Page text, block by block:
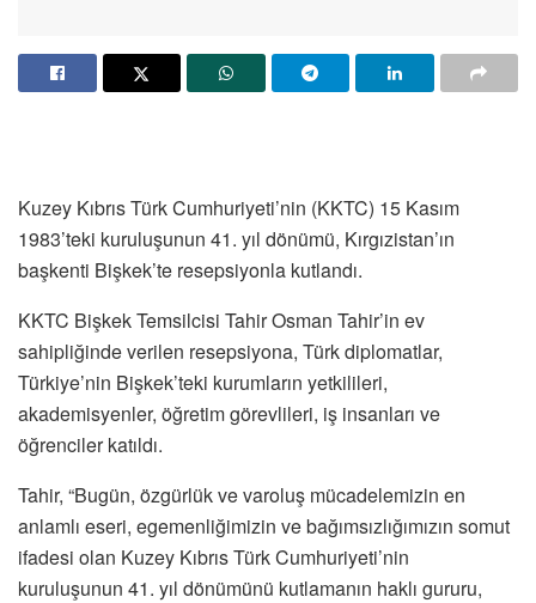
Kuzey Kıbrıs Türk Cumhuriyeti’nin (KKTC) 15 Kasım
1983’teki kuruluşunun 41. yıl dönümü, Kırgızistan’ın
başkenti Bişkek’te resepsiyonla kutlandı.
KKTC Bişkek Temsilcisi Tahir Osman Tahir’in ev
sahipliğinde verilen resepsiyona, Türk diplomatlar,
Türkiye’nin Bişkek’teki kurumların yetkilileri,
akademisyenler, öğretim görevlileri, iş insanları ve
öğrenciler katıldı.
Tahir, “Bugün, özgürlük ve varoluş mücadelemizin en
anlamlı eseri, egemenliğimizin ve bağımsızlığımızın somut
ifadesi olan Kuzey Kıbrıs Türk Cumhuriyeti’nin
kuruluşunun 41. yıl dönümünü kutlamanın haklı gururu,